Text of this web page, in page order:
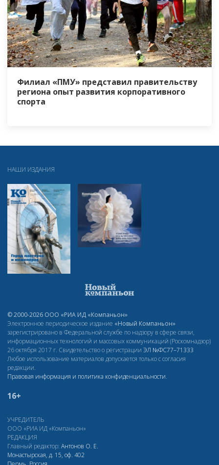
Филиал «ПМУ» представил правительству
региона опыт развития корпоративного
спорта
НАШИ ИЗДАНИЯ
© 2000-2026 ООО «РИА ИД «Компаньон»
Электронное периодическое издание «Новый Компаньон»
зарегистрировано в Федеральной службе по надзору в сфере связи,
информационных технологий и массовых коммуникаций (Роскомнадзор)
26 октября 2017 г. Свидетельство о регистрации ЭЛ №ФС77–71333
Любое использование материалов допускается только с согласия
редакции.
Правовая информация и политика конфиденциальности.
16+
УЧРЕДИТЕЛЬ
ООО «РИА ИД «Компаньон»
РЕДАКЦИЯ
Главный редактор: Антонов О. Е.
Монастырская, д. 15, оф. 402